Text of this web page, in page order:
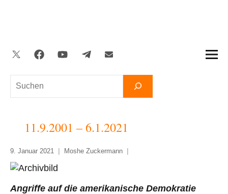
Suchen
Twitter FacebookYouTubeTelegramNewsletter
11.9.2001 – 6.1.2021
9. Januar 2021 Moshe Zuckermann
Angriffe auf die amerikanische Demokratie